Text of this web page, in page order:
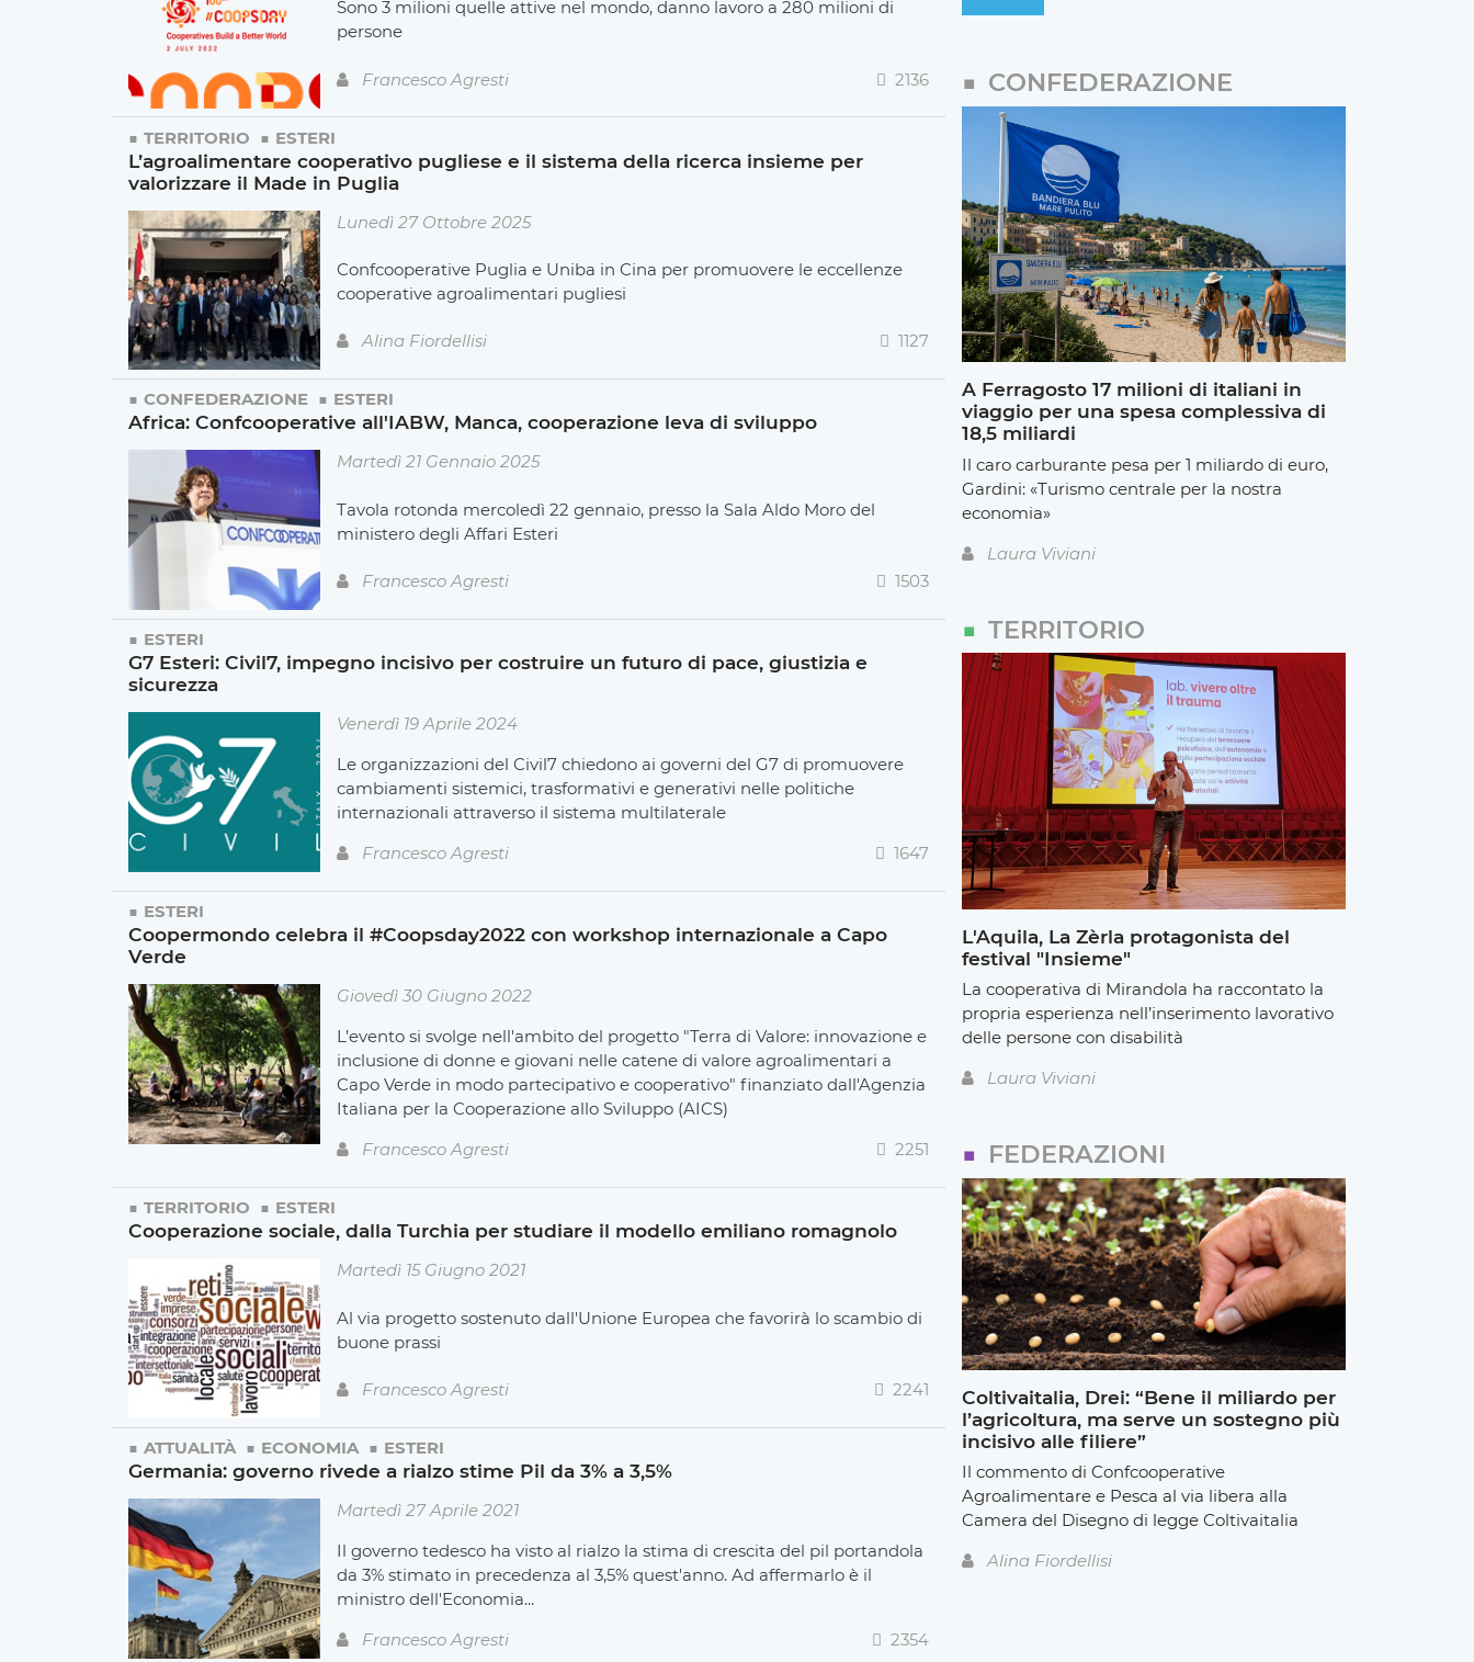
Sono 3 milioni quelle attive nel mondo, danno lavoro a 280 milioni di
persone
Francesco Agresti 2136
TERRITORIO ESTERI
L’agroalimentare cooperativo pugliese e il sistema della ricerca insieme per
valorizzare il Made in Puglia
Lunedì 27 Ottobre 2025
Confcooperative Puglia e Uniba in Cina per promuovere le eccellenze
cooperative agroalimentari pugliesi
Alina Fiordellisi 1127
CONFEDERAZIONE ESTERI
Africa: Confcooperative all'IABW, Manca, cooperazione leva di sviluppo
Martedì 21 Gennaio 2025
Tavola rotonda mercoledì 22 gennaio, presso la Sala Aldo Moro del
ministero degli Affari Esteri
Francesco Agresti 1503
ESTERI
G7 Esteri: Civil7, impegno incisivo per costruire un futuro di pace, giustizia e
sicurezza
Venerdì 19 Aprile 2024
Le organizzazioni del Civil7 chiedono ai governi del G7 di promuovere
cambiamenti sistemici, trasformativi e generativi nelle politiche
internazionali attraverso il sistema multilaterale
Francesco Agresti
1647
ESTERI
Coopermondo celebra il #Coopsday2022 con workshop internazionale a Capo
Verde
Giovedì 30 Giugno 2022
L’evento si svolge nell'ambito del progetto "Terra di Valore: innovazione e
inclusione di donne e giovani nelle catene di valore agroalimentari a
Capo Verde in modo partecipativo e cooperativo" finanziato dall'Agenzia
Italiana per la Cooperazione allo Sviluppo (AICS)
Francesco Agresti
2251
TERRITORIO ESTERI
Cooperazione sociale, dalla Turchia per studiare il modello emiliano romagnolo
Martedì 15 Giugno 2021
Al via progetto sostenuto dall'Unione Europea che favorirà lo scambio di
buone prassi
Francesco Agresti 2241
ATTUALITÀ ECONOMIA ESTERI
Germania: governo rivede a rialzo stime Pil da 3% a 3,5%
Martedì 27 Aprile 2021
Il governo tedesco ha visto al rialzo la stima di crescita del pil portandola
da 3% stimato in precedenza al 3,5% quest'anno. Ad affermarlo è il
ministro dell'Economia...
Francesco Agresti
2354
CONFEDERAZIONE
A Ferragosto 17 milioni di italiani in
viaggio per una spesa complessiva di
18,5 miliardi
Il caro carburante pesa per 1 miliardo di euro,
Gardini: «Turismo centrale per la nostra
economia»
Laura Viviani
TERRITORIO
L'Aquila, La Zèrla protagonista del
festival "Insieme"
La cooperativa di Mirandola ha raccontato la
propria esperienza nell’inserimento lavorativo
delle persone con disabilità
Laura Viviani
FEDERAZIONI
Coltivaitalia, Drei: “Bene il miliardo per
l’agricoltura, ma serve un sostegno più
incisivo alle filiere”
Il commento di Confcooperative
Agroalimentare e Pesca al via libera alla
Camera del Disegno di legge Coltivaitalia
Alina Fiordellisi